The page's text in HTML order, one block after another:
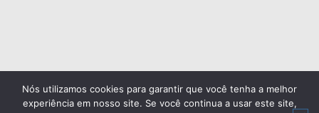
Nós utilizamos cookies para garantir que você tenha a melhor
experiência em nosso site. Se você continua a usar este site,